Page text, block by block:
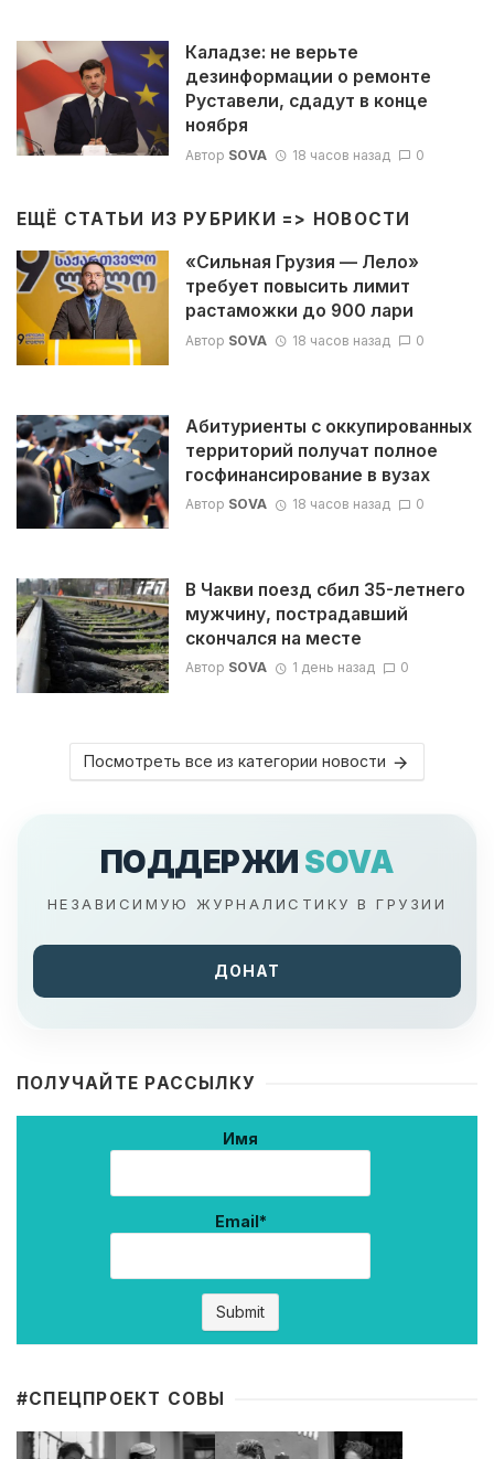
Каладзе: не верьте
дезинформации о ремонте
Руставели, сдадут в конце
ноября
Автор SOVA 18 часов назад 0
ЕЩЁ СТАТЬИ ИЗ РУБРИКИ => НОВОСТИ
«Сильная Грузия — Лело»
требует повысить лимит
растаможки до 900 лари
Автор SOVA 18 часов назад 0
Абитуриенты с оккупированных
территорий получат полное
госфинансирование в вузах
Автор SOVA 18 часов назад 0
В Чакви поезд сбил 35-летнего
мужчину, пострадавший
скончался на месте
Автор SOVA 1 день назад 0
Посмотреть все из категории новости
ПОДДЕРЖИ SOVA
НЕЗАВИСИМУЮ ЖУРНАЛИСТИКУ В ГРУЗИИ
ДОНАТ
ПОЛУЧАЙТЕ РАССЫЛКУ
Имя
Email*
#CПЕЦПРОЕКТ СОВЫ